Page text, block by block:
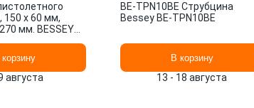
150 x 60 мм,
мм. BESSEY
августа
BE-TPN10BE Струбцина
Bessey BE-TPN10BE
В корзину
13 - 18 августа